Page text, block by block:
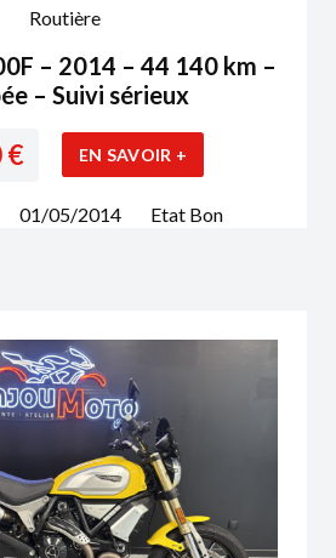
Routière
– 2014 – 44 140 km –
– Suivi sérieux
€ EN SAVOIR +
01/05/2014 Etat Bon